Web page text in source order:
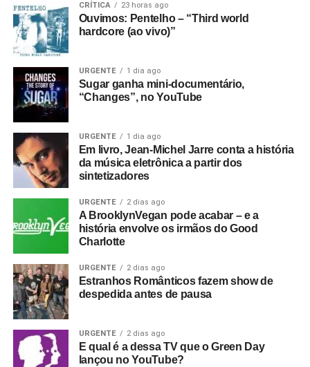
CRÍTICA 23 horas ago
Ouvimos: Pentelho – “Third world
hardcore (ao vivo)”
URGENTE 1 dia ago
Sugar ganha mini-documentário,
“Changes”, no YouTube
URGENTE 1 dia ago
Em livro, Jean-Michel Jarre conta a história
da música eletrônica a partir dos
sintetizadores
URGENTE 2 dias ago
A BrooklynVegan pode acabar – e a
história envolve os irmãos do Good
Charlotte
URGENTE 2 dias ago
Estranhos Românticos fazem show de
despedida antes de pausa
URGENTE 2 dias ago
E qual é a dessa TV que o Green Day
lançou no YouTube?